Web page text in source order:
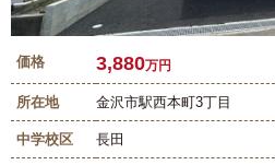
価格 3,880万円
所在地 金沢市駅西本町3丁目
中学校区 長田